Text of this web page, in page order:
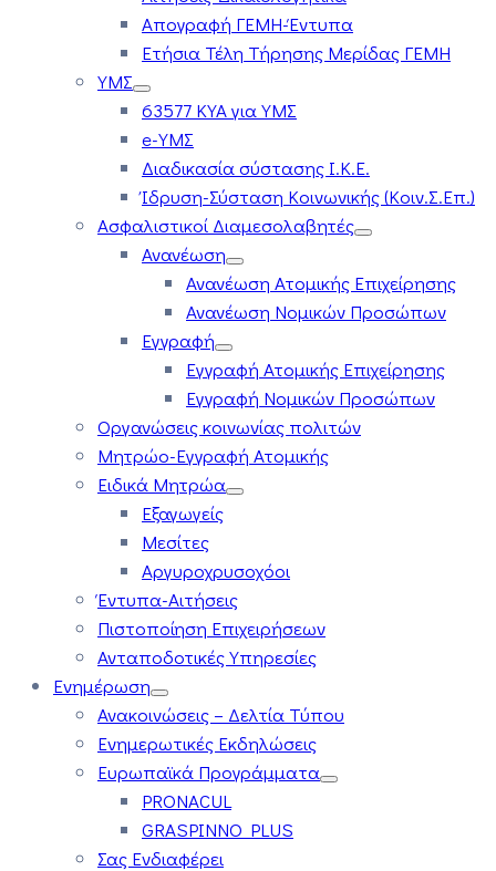
Απογραφή ΓΕΜΗ-Έντυπα
Ετήσια Τέλη Τήρησης Μερίδας ΓΕΜΗ
ΥΜΣ
63577 ΚΥΑ για ΥΜΣ
e-ΥΜΣ
Διαδικασία σύστασης Ι.Κ.Ε.
Ίδρυση-Σύσταση Κοινωνικής (Κοιν.Σ.Επ.)
Ασφαλιστικοί Διαμεσολαβητές
Ανανέωση
Ανανέωση Ατομικής Επιχείρησης
Ανανέωση Νομικών Προσώπων
Εγγραφή
Εγγραφή Ατομικής Επιχείρησης
Εγγραφή Νομικών Προσώπων
Οργανώσεις κοινωνίας πολιτών
Μητρώο-Εγγραφή Ατομικής
Ειδικά Μητρώα
Εξαγωγείς
Μεσίτες
Αργυροχρυσοχόοι
Έντυπα-Αιτήσεις
Πιστοποίηση Επιχειρήσεων
Ανταποδοτικές Υπηρεσίες
Ενημέρωση
Ανακοινώσεις – Δελτία Τύπου
Ενημερωτικές Εκδηλώσεις
Ευρωπαϊκά Προγράμματα
PRONACUL
GRASPINNO PLUS
Σας Ενδιαφέρει